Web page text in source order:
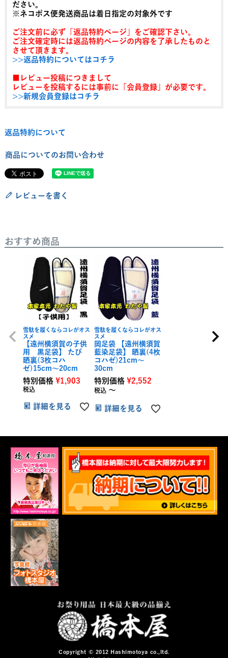
ださい。
※ネコポス便発送商品は着日指定の対象外です
ご注文前に必ず「返品特約ページ」をご確認下さい。
ご注文確定時には返品特約ページの内容を了承したものと
させて頂きます。
>>返品特約についてはコチラ
■レビュー投稿につきまして
レビューを投稿するには事前に「会員登録」が必要です。
>>新規会員登録はコチラ
返品特約について
商品についてのお問い合わせ
レビューを書く
おすすめ商品
雪駄を履くならコレがオス
スメ
【遠州横須賀の子供
用 黒足袋】 たび
晒裏(3枚コハ
ゼ)15cm～20cm
特別価格 ¥1,903
税込
詳細を見る
雪駄を履くならコレがオス
スメ
岡足袋 【遠州横須賀
藍染足袋】 晒裏(4枚
コハゼ)21cm～
30cm
特別価格 ¥2,552
税込 〜
詳細を見る
Copyright © 2012 Hashimotoya co.,ltd.